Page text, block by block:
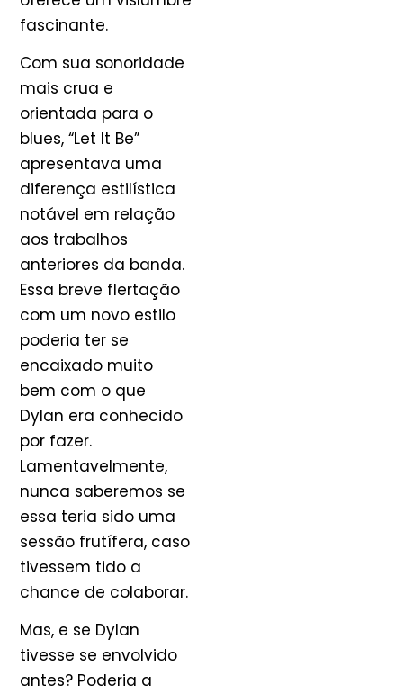
fascinante.
Com sua sonoridade
mais crua e
orientada para o
blues, “Let It Be”
apresentava uma
diferença estilística
notável em relação
aos trabalhos
anteriores da banda.
Essa breve flertação
com um novo estilo
poderia ter se
encaixado muito
bem com o que
Dylan era conhecido
por fazer.
Lamentavelmente,
nunca saberemos se
essa teria sido uma
sessão frutífera, caso
tivessem tido a
chance de colaborar.
Mas, e se Dylan
tivesse se envolvido
antes? Poderia a